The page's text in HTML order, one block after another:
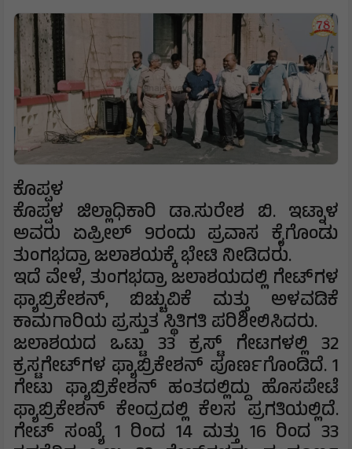
ಕೊಪ್ಪಳ
ಕೊಪ್ಪಳ ಜಿಲ್ಲಾಧಿಕಾರಿ ಡಾ.ಸುರೇಶ ಬಿ. ಇಟ್ನಾಳ
ಅವರು ಏಪ್ರೀಲ್ 9ರಂದು ಪ್ರವಾಸ ಕೈಗೊಂಡು
ತುಂಗಭದ್ರಾ ಜಲಾಶಯಕ್ಕೆ ಭೇಟಿ ನೀಡಿದರು.
ಇದೆ ವೇಳೆ, ತುಂಗಭದ್ರಾ ಜಲಾಶಯದಲ್ಲಿ ಗೇಟ್‌ಗಳ
ಫ್ಯಾಬ್ರಿಕೇಶನ್, ಬಿಚ್ಚುವಿಕೆ ಮತ್ತು ಅಳವಡಿಕೆ
ಕಾಮಗಾರಿಯ ಪ್ರಸ್ತುತ ಸ್ಥಿತಿಗತಿ ಪರಿಶೀಲಿಸಿದರು.
ಜಲಾಶಯದ ಒಟ್ಟು 33 ಕ್ರಸ್ಟ್ ಗೇಟಗಳಲ್ಲಿ 32
ಕ್ರಸ್ಟಗೇಟ್‍ಗಳ ಫ್ಯಾಬ್ರಿಕೇಶನ್ ಪೂರ್ಣಗೊಂಡಿದೆ. 1
ಗೇಟು ಫ್ಯಾಬ್ರಿಕೇಶನ್ ಹಂತದಲ್ಲಿದ್ದು ಹೊಸಪೇಟೆ
ಫ್ಯಾಬ್ರಿಕೇಶನ್ ಕೇಂದ್ರದಲ್ಲಿ ಕೆಲಸ ಪ್ರಗತಿಯಲ್ಲಿದೆ.
ಗೇಟ್ ಸಂಖ್ಯೆ 1 ರಿಂದ 14 ಮತ್ತು 16 ರಿಂದ 33